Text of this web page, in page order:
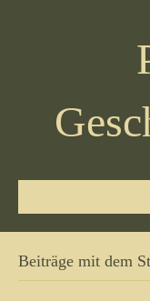
Beiträge mit dem